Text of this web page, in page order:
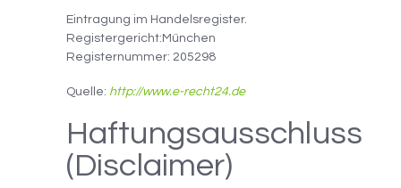
Eintragung im Handelsregister.
Registergericht:München
Registernummer: 205298
Quelle: http://www.e-recht24.de
Haftungsausschluss
(Disclaimer)